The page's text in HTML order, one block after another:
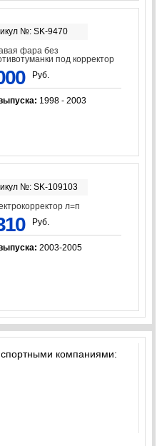
№: SK-9470
фара без
под корректор
Руб.
1998 - 2003
№: SK-109103
л=п
Руб.
2003-2005
компаниями: